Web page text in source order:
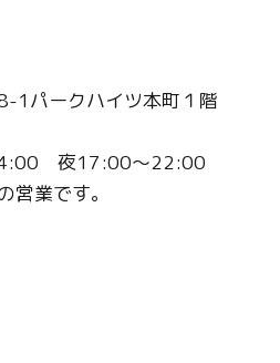
1パークハイツ本町１階
夜17:00～22:00
業です。